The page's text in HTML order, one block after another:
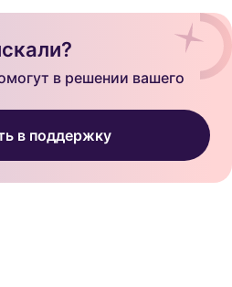
в решении вашего
в поддержку